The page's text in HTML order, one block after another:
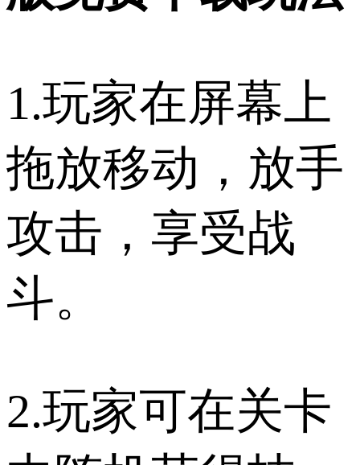
1.玩家在屏幕上
拖放移动，放手
攻击，享受战
斗。
2.玩家可在关卡